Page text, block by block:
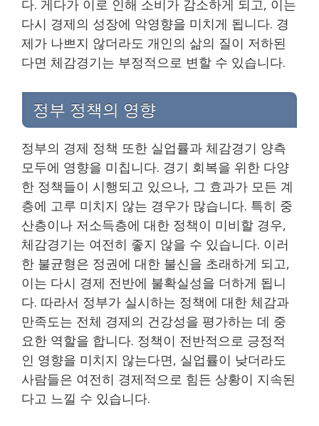
다. 게다가 이로 인해 소비가 감소하게 되고, 이는
다시 경제의 성장에 악영향을 미치게 됩니다. 경
제가 나쁘지 않더라도 개인의 삶의 질이 저하된
다면 체감경기는 부정적으로 변할 수 있습니다.
정부 정책의 영향
정부의 경제 정책 또한 실업률과 체감경기 양측
모두에 영향을 미칩니다. 경기 회복을 위한 다양
한 정책들이 시행되고 있으나, 그 효과가 모든 계
층에 고루 미치지 않는 경우가 많습니다. 특히 중
산층이나 저소득층에 대한 정책이 미비할 경우,
체감경기는 여전히 좋지 않을 수 있습니다. 이러
한 불균형은 정권에 대한 불신을 초래하게 되고,
이는 다시 경제 전반에 불확실성을 더하게 됩니
다. 따라서 정부가 실시하는 정책에 대한 체감과
만족도는 전체 경제의 건강성을 평가하는 데 중
요한 역할을 합니다. 정책이 전반적으로 긍정적
인 영향을 미치지 않는다면, 실업률이 낮더라도
사람들은 여전히 경제적으로 힘든 상황이 지속된
다고 느낄 수 있습니다.